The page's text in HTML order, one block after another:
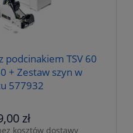
podcinakiem TSV 60
+ Zestaw szyn w
577932
zł
kosztów dostawy